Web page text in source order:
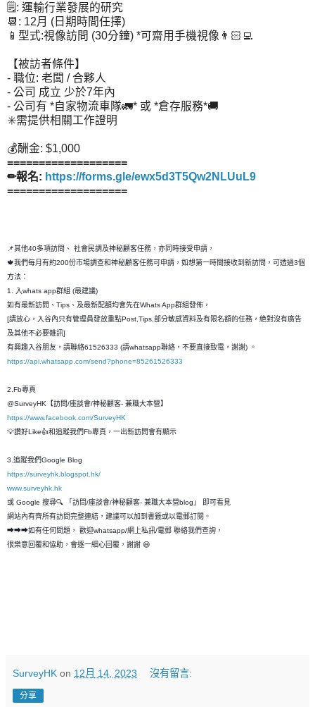
🗒️: 運輸行業發展的研究
📆: 12月 (日期時間任擇)
📱型式:視像訪問 (30分鐘) *可齋用手機視像👨🏻‍💻
【被訪者條件】
- 職位: 老闆 / 合夥人
- 公司 成立 少於7年內
- 公司有 *自家物流車隊🚛* 或 *倉存服務*🚚
✳️需提供相關工作證明
💰酬金: $1,000
===================
✏報名: https://forms.gle/ewx5d3T5Qw2NLUuL9
===================
📌其他40多項訪問、 社會民調及神秘顧客任務，亦同時接受申請，
🍁我們每月有約200份市場調查和神秘顧客任務可申請，如想第一時間接收到新訪問，可透過3個
方法：
1. 入whats app群組 (最建議)
如有最新訪問、Tips、及最新配額均會先在Whats App群組發佈，
[請放心，入谷內只有管理員發放重點Post,Tips,部分敏感資料及有限名額的任務，絶對沒有廣告
及其他不必要雜訊]
有興趣入谷朋友，請聯絡61526333 (請whatsapp聯絡，不要直接致電，謝謝) 。
https://api.whatsapp.com/send?phone=85261526333
2.Fb專頁
@SurveyHK【訪問/座談會/神秘顧客- 兼職大本營】
https://www.facebook.com/SurveyHK
💡讚好Like👍和追蹤我們Fb專頁，一出新訪問會有顯示
3.追蹤我們Google Blog
https://surveyhk.blogspot.hk/
www.surveyhk.hk
或 Google 搜尋🔍 「訪問/座談會/神秘顧客- 兼職大本營blog」 即可看見
網站內有齊所有訪問完整連結，建議可以加到書籤或以電郵訂閱。
➡➡➡如有任何問題， 歡迎whatsapp/網上私訊/電郵 聯絡我們查詢，
很樂意回覆和恊助，會逐一細心回覆，謝謝 😄
SurveyHK on 12月 14, 2023 沒有留言:
分享